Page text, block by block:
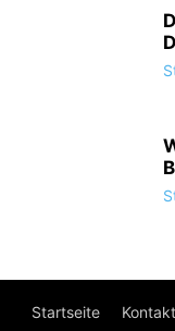
Startseite Kontakt